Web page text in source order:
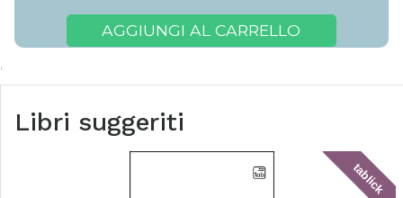
AGGIUNGI AL CARRELLO
Libri suggeriti
tablick